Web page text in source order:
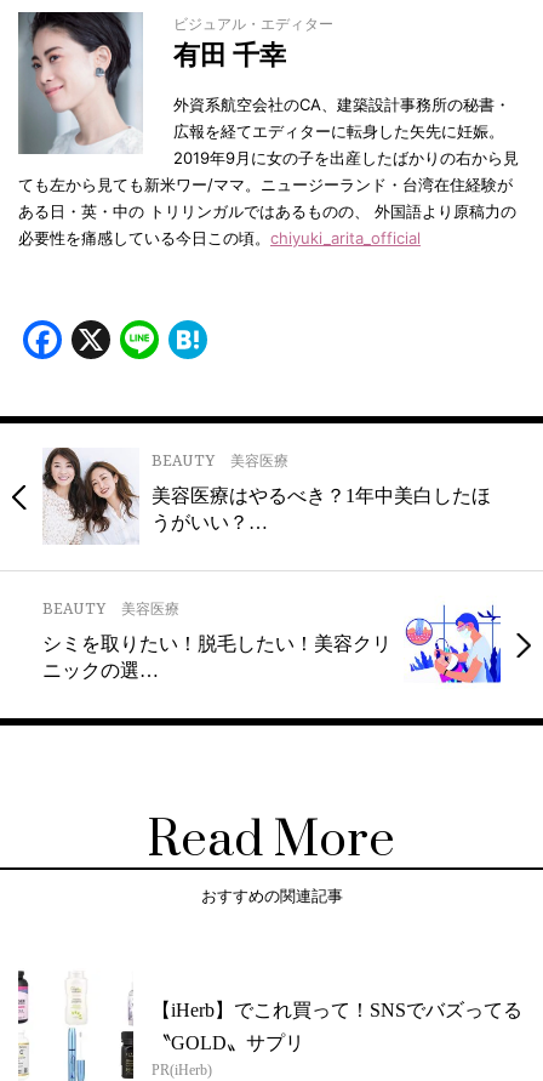
ビジュアル・エディター
有田 千幸
外資系航空会社のCA、建築設計事務所の秘書・
広報を経てエディターに転身した矢先に妊娠。
2019年9月に女の子を出産したばかりの右から見
ても左から見ても新米ワー/ママ。ニュージーランド・台湾在住経験が
ある日・英・中の トリリンガルではあるものの、 外国語より原稿力の
必要性を痛感している今日この頃。 chiyuki_arita_official
Facebook
X Line
BEAUTY 美容医療
美容医療はやるべき？1年中美白したほ
うがいい？…
BEAUTY 美容医療
シミを取りたい！脱毛したい！美容クリ
ニックの選…
Read More
おすすめの関連記事
【iHerb】でこれ買って！SNSでバズってる
〝GOLD〟サプリ
PR(iHerb)